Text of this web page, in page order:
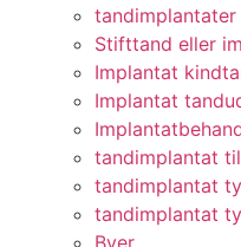
tandimplantater
Stifttand eller
Implantat
Implantat
tandimplantat
tandimplantat
tandimplantat
Byer